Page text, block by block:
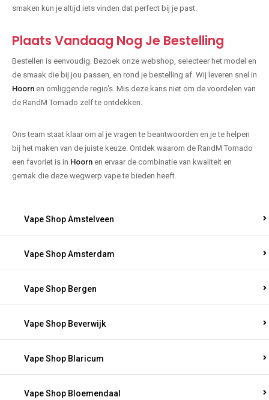
smaken kun je altijd iets vinden dat perfect bij je past.
Plaats Vandaag Nog Je Bestelling
Bestellen is eenvoudig. Bezoek onze webshop, selecteer het model en
de smaak die bij jou passen, en rond je bestelling af. Wij leveren snel in
Hoorn en omliggende regio's. Mis deze kans niet om de voordelen van
de RandM Tornado zelf te ontdekken.
Ons team staat klaar om al je vragen te beantwoorden en je te helpen
bij het maken van de juiste keuze. Ontdek waarom de RandM Tornado
een favoriet is in Hoorn en ervaar de combinatie van kwaliteit en
gemak die deze wegwerp vape te bieden heeft.
Vape Shop Amstelveen
Vape Shop Amsterdam
Vape Shop Bergen
Vape Shop Beverwijk
Vape Shop Blaricum
Vape Shop Bloemendaal